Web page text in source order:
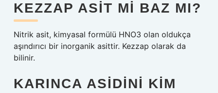
KEZZAP ASIT MI BAZ MI?
Nitrik asit, kimyasal formülü HNO3 olan oldukça
aşındırıcı bir inorganik asittir. Kezzap olarak da
bilinir.
KARINCA ASIDINI KIM